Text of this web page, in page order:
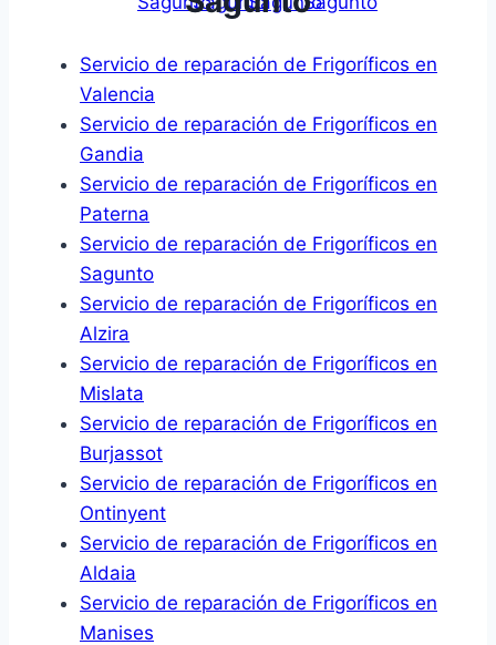
Servicio de reparación de Frigoríficos en
Valencia
Servicio de reparación de Frigoríficos en
Gandia
Servicio de reparación de Frigoríficos en
Paterna
Servicio de reparación de Frigoríficos en
Sagunto
Servicio de reparación de Frigoríficos en
Alzira
Servicio de reparación de Frigoríficos en
Mislata
Servicio de reparación de Frigoríficos en
Burjassot
Servicio de reparación de Frigoríficos en
Ontinyent
Servicio de reparación de Frigoríficos en
Aldaia
Servicio de reparación de Frigoríficos en
Manises